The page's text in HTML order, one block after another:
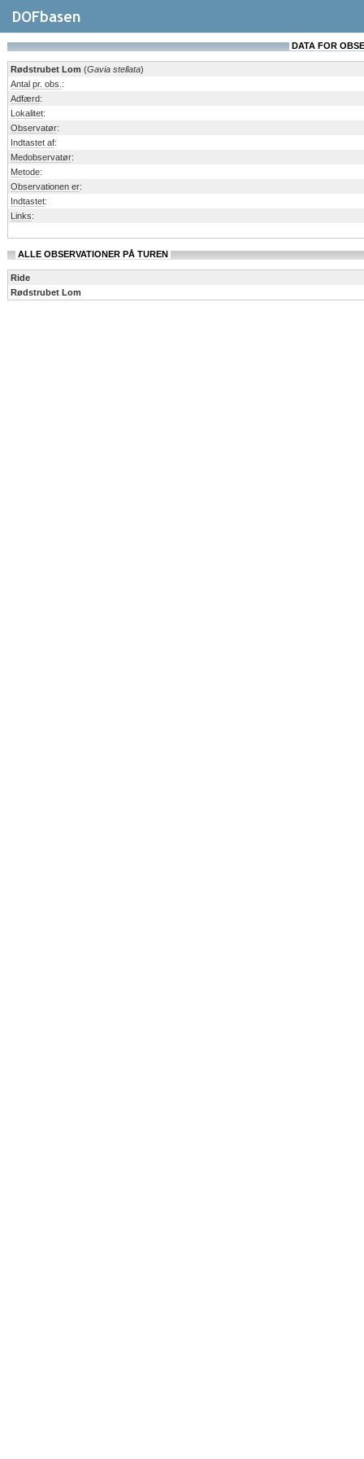
DATA FOR
Rødstrubet Lom (Gavia stellata)
Antal pr. obs. :
Adfærd:
Lokalitet:
Observatør:
Indtastet af:
Medobservatør:
Metode:
Observationen er:
Indtastet:
Links:
ALLE OBSERVATIONER PÅ TUREN
Ride
Rødstrubet Lom